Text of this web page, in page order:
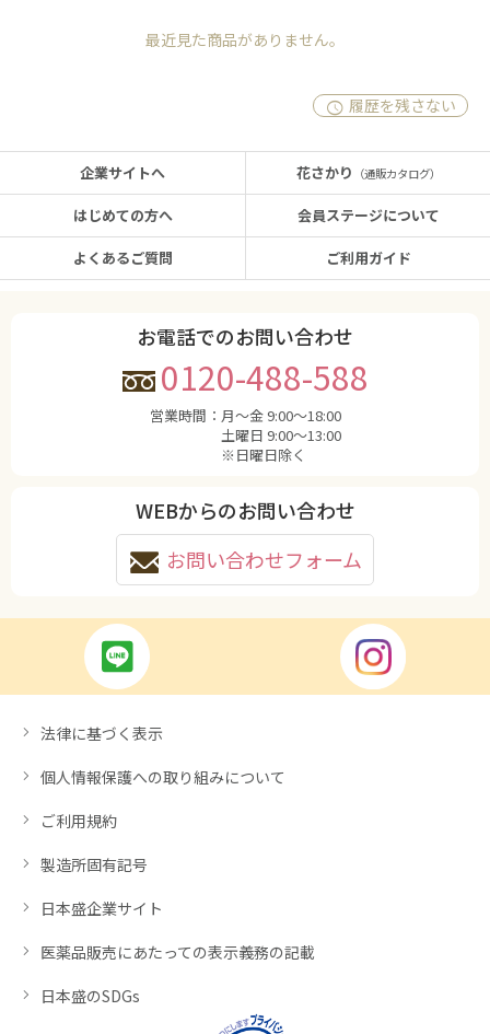
最近見た商品がありません。
履歴を残さない
企業サイトへ
はじめての方へ
よくあるご質問
花さかり （通販カタログ）
会員ステージについて
ご利用ガイド
お電話でのお問い合わせ
0120-488-588
営業時間： 月〜金 9:00〜18:00
土曜日 9:00〜13:00
※日曜日除く
WEBからのお問い合わせ
お問い合わせフォーム
法律に基づく表示
個人情報保護への取り組みについて
ご利用規約
製造所固有記号
日本盛企業サイト
医薬品販売にあたっての表示義務の記載
日本盛のSDGs